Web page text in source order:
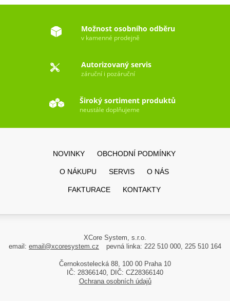
Možnost osobního odběru
v kamenné prodejně
Autorizovaný servis
záruční i pozáruční
Široký sortiment produktů
neustále doplňujeme
NOVINKY OBCHODNÍ PODMÍNKY
O NÁKUPU SERVIS O NÁS
FAKTURACE KONTAKTY
XCore System, s.r.o.
email: email@xcoresystem.cz pevná linka: 222 510 000, 225 510 164
Černokostelecká 88, 100 00 Praha 10
IČ: 28366140, DIČ: CZ28366140
Ochrana osobních údajů